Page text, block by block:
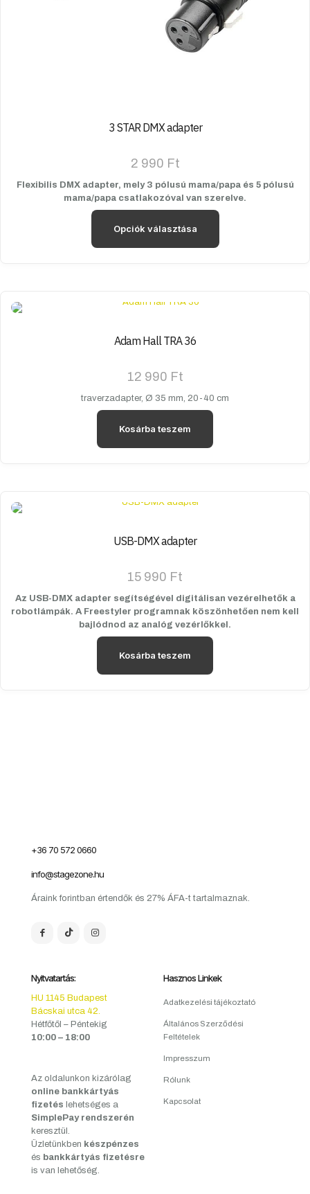
3 STAR DMX adapter
2 990 Ft
Flexibilis DMX adapter, mely 3 pólusú mama/papa és 5 pólusú
mama/papa csatlakozóval van szerelve.
Opciók választása
A
termékoldalon
ki
Adam Hall TRA 36
12 990 Ft
traverzadapter, Ø 35 mm, 20-40 cm
Kosárba teszem
USB-DMX adapter
15 990 Ft
Az USB-DMX adapter segítségével digitálisan vezérelhetők a
robotlámpák. A Freestyler programnak köszönhetően nem kell
bajlódnod az analóg vezérlőkkel.
Kosárba teszem
+36 70 572 0660
info@stagezone.hu
Áraink forintban értendők és 27% ÁFA-t tartalmaznak.
Nyitvatartás:
HU 1145 Budapest
Bácskai utca 42.
Hétfőtől – Péntekig
10:00 – 18:00
Az oldalunkon kizárólag
online bankkártyás
fizetés lehetséges a
SimplePay rendszerén
keresztül.
Üzletünkben készpénzes
és bankkártyás fizetésre
is van lehetőség.
Hasznos Linkek
Adatkezelési tájékoztató
Általános Szerződési
Feltételek
Impresszum
Rólunk
Kapcsolat